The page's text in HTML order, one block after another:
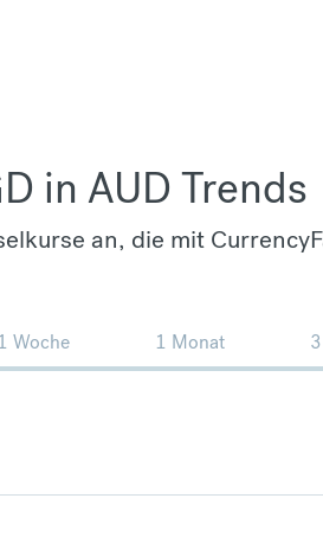
in AUD Trends
an, die mit
Woche 1 Monat